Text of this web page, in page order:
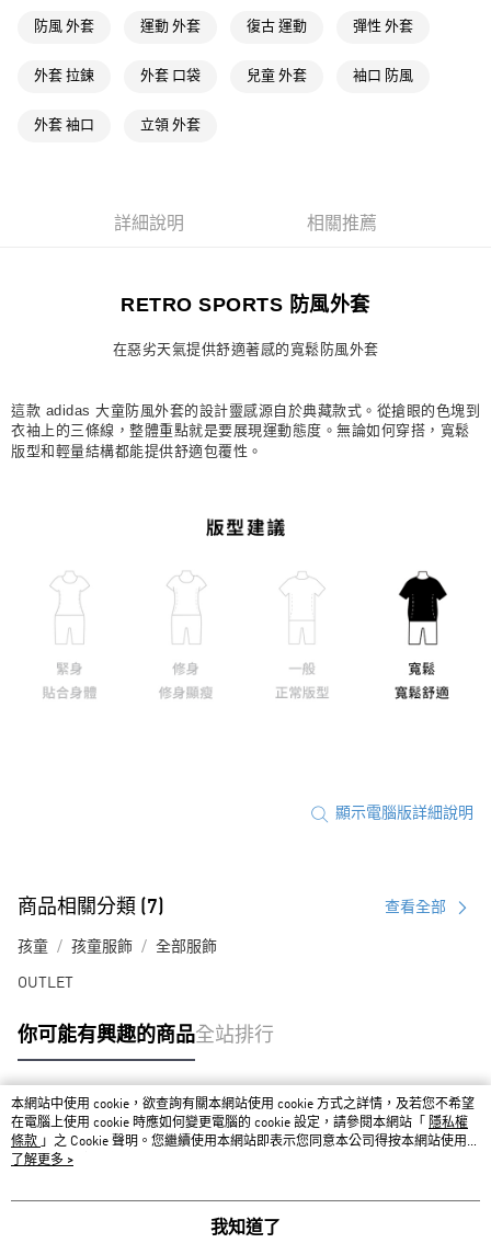
每筆NT$80，滿NT$1,500(含以上)免運費
付款後萊爾富取貨
每筆NT$80，滿NT$1,500(含以上)免運費
每筆NT$80，滿NT$1,500(含以上)免運費
每筆NT$80，滿NT$1,500(含以上)免運費
防風 外套 運動 外套 復古 運動 彈性 外套
外套 拉鍊 外套 口袋 兒童 外套 袖口 防風
外套 袖口 立領 外套
詳細說明 相關推薦
RETRO SPORTS 防風外套
在惡劣天氣提供舒適著感的寬鬆防風外套
這款 adidas 大童防風外套的設計靈感源自於典藏款式。從搶眼的色塊到
衣袖上的三條線，整體重點就是要展現運動態度。無論如何穿搭，寬鬆
版型和輕量結構都能提供舒適包覆性。
顯示電腦版詳細說明
商品相關分類 (7) 查看全部
孩童 孩童服飾 全部服飾
OUTLET
你可能有興趣的商品全站排行
熱門標籤
本網站中使用 cookie，欲查詢有關本網站使用 cookie 方式之詳情，及若您不希望
在電腦上使用 cookie 時應如何變更電腦的 cookie 設定，請參閱本網站「
隱私權
條款 」之 Cookie 聲明。您繼續使用本網站即表示您同意本公司得按本網站使用條
款之 Cookie 聲明使用 cookie。
了解更多 >
我知道了